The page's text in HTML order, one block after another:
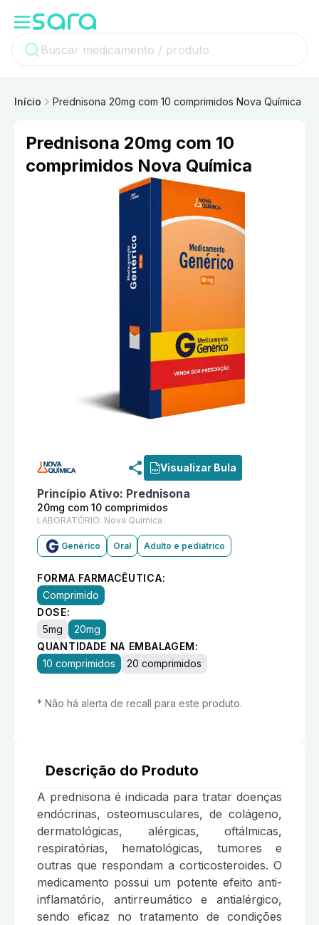
Início Prednisona 20mg com 10 comprimidos Nova Química
Prednisona 20mg com 10
comprimidos Nova Química
Visualizar Bula
Princípio Ativo: Prednisona
20mg com 10 comprimidos
LABORATÓRIO: Nova Química
Genérico Oral Adulto e pediátrico
FORMA FARMACÊUTICA:
Comprimido
DOSE:
5mg
20mg
QUANTIDADE NA EMBALAGEM:
10 comprimidos
20 comprimidos
* Não há alerta de recall para este produto.
Descrição do Produto
A prednisona é indicada para tratar doenças
endócrinas, osteomusculares, de colágeno,
dermatológicas, alérgicas, oftálmicas,
respiratórias, hematológicas, tumores e
outras que respondam a corticosteroides. O
medicamento possui um potente efeito anti-
inflamatório, antirreumático e antialérgico,
sendo eficaz no tratamento de condições